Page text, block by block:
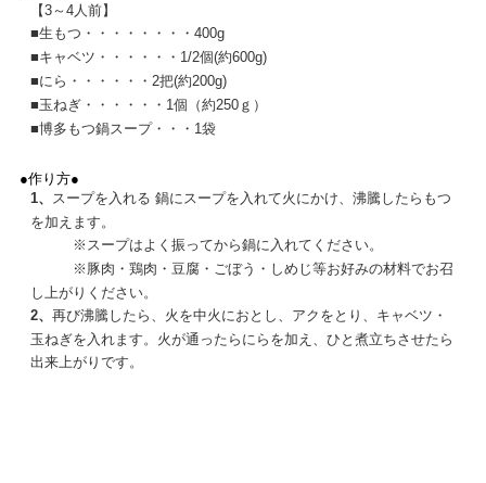
【3～4人前】
■生もつ・・・・・・・・400g
■キャベツ・・・・・・1/2個(約600g)
■にら・・・・・・2把(約200g)
■玉ねぎ・・・・・・1個（約250ｇ）
■博多もつ鍋スープ・・・1袋
●作り方●
1、
スープを入れる 鍋にスープを入れて火にかけ、沸騰したらもつ
を加えます。
※ スープはよく振ってから鍋に入れてください。
※ 豚肉・鶏肉・豆腐・ごぼう・しめじ等お好みの材料でお召
し上がりください。
2、 再び沸騰したら、火を中火におとし、アクをとり、キャベツ・
玉ねぎを入れます。火が通ったらにらを加え、ひと煮立ちさせたら
出来上がりです。